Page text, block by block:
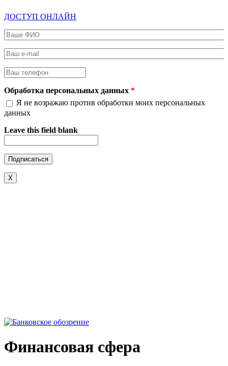
ДОСТУП ОНЛАЙН
Ваше ФИО
Ваш e-mail
Ваш телефон
Обработка персональных данных *
Я не возражаю против обработки моих персональных
данных
Leave this field blank
X
Финансовая сфера